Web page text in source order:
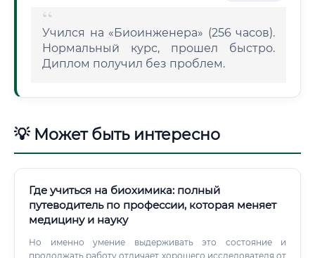
Учился на «Биоинженера» (256 часов).
Нормальный курс, прошел быстро.
Диплом получил без проблем.
💡 Может быть интересно
Где учиться на биохимика: полный
путеводитель по профессии, которая меняет
медицину и науку
Но именно умение выдерживать это состояние и
продолжать работу отличает хорошего исследователя от